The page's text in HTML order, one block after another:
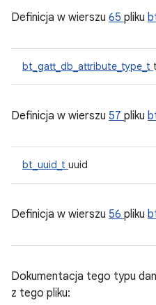
Definicja w wierszu 65 pliku
bt_gatt_db_attribute_type_t
Definicja w wierszu 57 pliku
bt_uuid_t uuid
Definicja w wierszu 56 pliku
Dokumentacja tego typu
z tego pliku: